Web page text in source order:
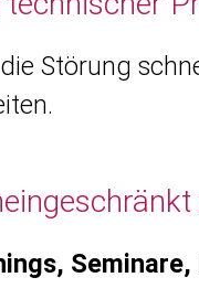
Störung